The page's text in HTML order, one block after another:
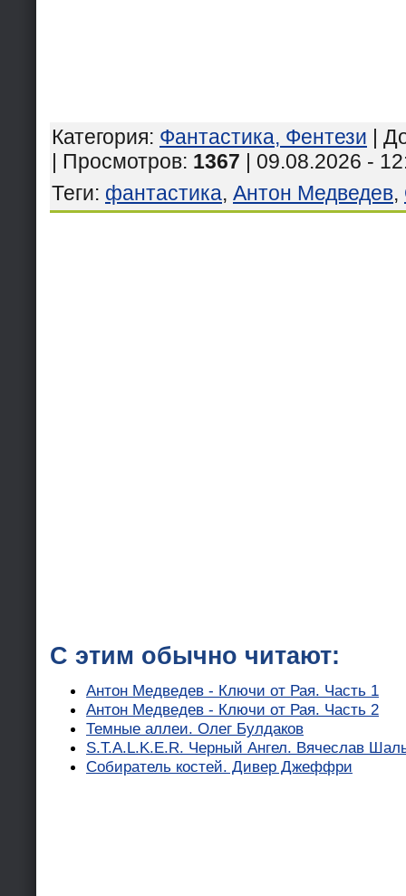
Категория: Фантастика, Фентези |
| Просмотров: 1367 | 09.08.2026 -
Теги: фантастика, Антон Медведев,
С этим обычно читают:
Антон Медведев - Ключи от Рая. Часть 1
Антон Медведев - Ключи от Рая. Часть 2
Темные аллеи. Олег Булдаков
S.T.A.L.K.E.R. Черный Ангел. Вячеслав
Собиратель костей. Дивер Джеффри